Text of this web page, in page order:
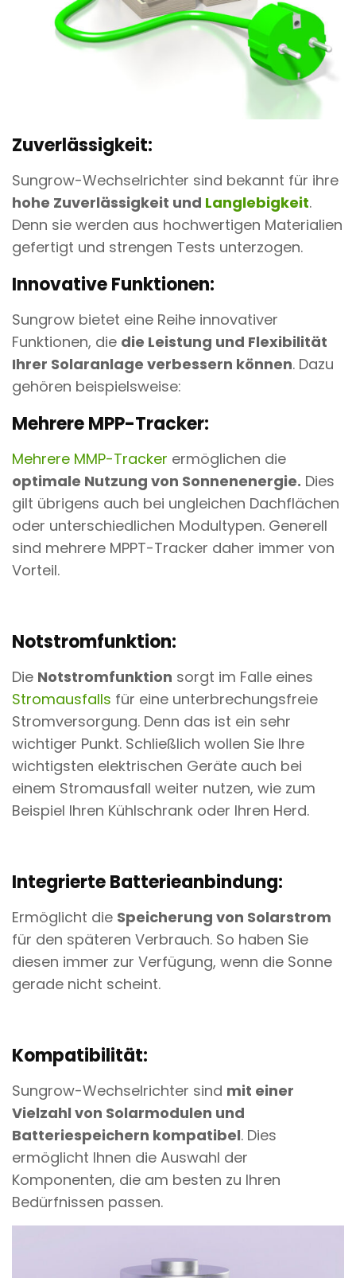
Zuverlässigkeit:
Sungrow-Wechselrichter sind bekannt für ihre
hohe Zuverlässigkeit und Langlebigkeit.
Denn sie werden aus hochwertigen Materialien
gefertigt und strengen Tests unterzogen.
Innovative Funktionen:
Sungrow bietet eine Reihe innovativer
Funktionen, die die Leistung und Flexibilität
Ihrer Solaranlage verbessern können. Dazu
gehören beispielsweise:
Mehrere MPP-Tracker:
Mehrere MMP-Tracker ermöglichen die
optimale Nutzung von Sonnenenergie. Dies
gilt übrigens auch bei ungleichen Dachflächen
oder unterschiedlichen Modultypen. Generell
sind mehrere MPPT-Tracker daher immer von
Vorteil.
Notstromfunktion:
Die Notstromfunktion sorgt im Falle eines
Stromausfalls für eine unterbrechungsfreie
Stromversorgung. Denn das ist ein sehr
wichtiger Punkt. Schließlich wollen Sie Ihre
wichtigsten elektrischen Geräte auch bei
einem Stromausfall weiter nutzen, wie zum
Beispiel Ihren Kühlschrank oder Ihren Herd.
Integrierte Batterieanbindung:
Ermöglicht die Speicherung von Solarstrom
für den späteren Verbrauch. So haben Sie
diesen immer zur Verfügung, wenn die Sonne
gerade nicht scheint.
Kompatibilität:
Sungrow-Wechselrichter sind mit einer
Vielzahl von Solarmodulen und
Batteriespeichern kompatibel. Dies
ermöglicht Ihnen die Auswahl der
Komponenten, die am besten zu Ihren
Bedürfnissen passen.